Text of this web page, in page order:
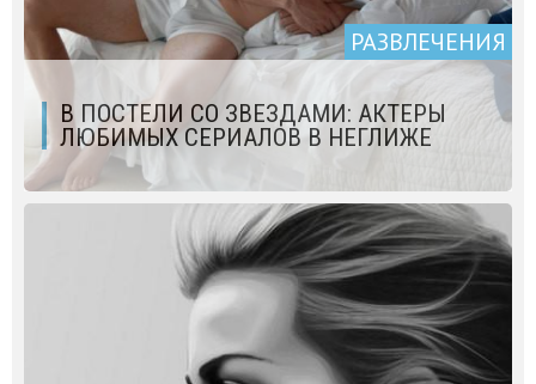
РАЗВЛЕЧЕНИЯ
В ПОСТЕЛИ СО ЗВЕЗДАМИ: АКТЕРЫ
ЛЮБИМЫХ СЕРИАЛОВ В НЕГЛИЖЕ